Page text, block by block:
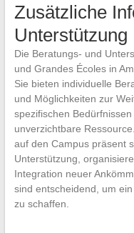
Zusätzliche
Unterstützung
Die Beratungs- und
und Grandes Écoles in
Sie bieten individuelle
und Möglichkeiten zur
spezifischen
unverzichtbare
auf den Campus präsent
Unterstützung,
Integration neuer
sind entscheidend, um
zu schaffen.